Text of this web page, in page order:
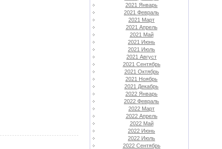
2021 Январь
2021 Февраль
2021 Март
2021 Апрель
2021 Май
2021 Июнь
2021 Июль
2021 Август
2021 Сентябрь
2021 Октябрь
2021 Ноябрь
2021 Декабрь
2022 Январь
2022 Февраль
2022 Март
2022 Апрель
2022 Май
2022 Июнь
2022 Июль
2022 Сентябрь